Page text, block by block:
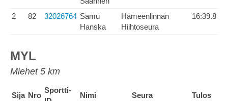
2 82 32026764 Samu
Hanska
Hämeenlinnan
Hiihtoseura
16:39.8
MYL
Miehet 5 km
Sija Nro
Sportti-
Nimi Seura Tulos